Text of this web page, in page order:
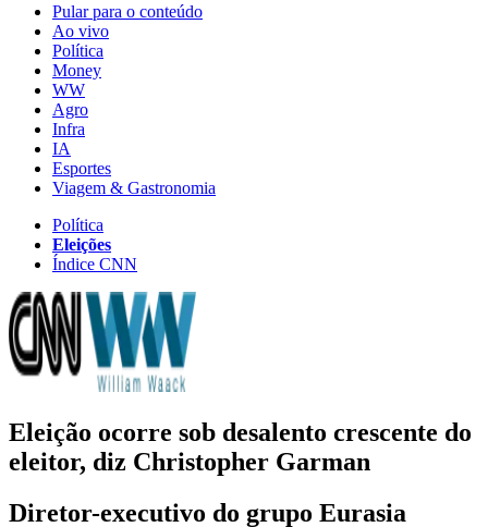
Pular para o conteúdo
Ao vivo
Política
Money
WW
Agro
Infra
IA
Esportes
Viagem & Gastronomia
Política
Eleições
Índice CNN
Eleição ocorre sob desalento crescente do
eleitor, diz Christopher Garman
Diretor-executivo do grupo Eurasia